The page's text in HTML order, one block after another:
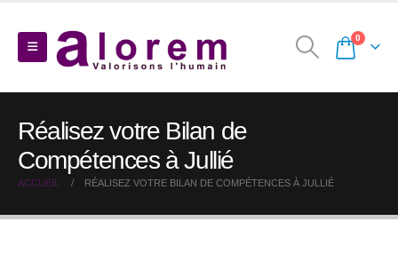
0
Réalisez votre Bilan de
Compétences à Jullié
ACCUEIL RÉALISEZ VOTRE BILAN DE COMPÉTENCES À JULLIÉ